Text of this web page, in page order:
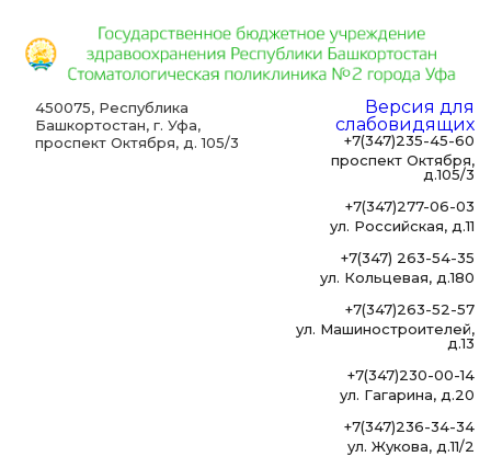
450075, Республика
Башкортостан, г. Уфа,
проспект Октября, д. 105/3
Версия для
слабовидящих
+7(347)235-45-60
проспект Октября,
д.105/3
+7(347)277-06-03
ул. Российская, д.11
+7(347) 263-54-35
ул. Кольцевая, д.180
+7(347)263-52-57
ул. Машиностроителей,
д.13
+7(347)230-00-14
ул. Гагарина, д.20
+7(347)236-34-34
ул. Жукова, д.11/2